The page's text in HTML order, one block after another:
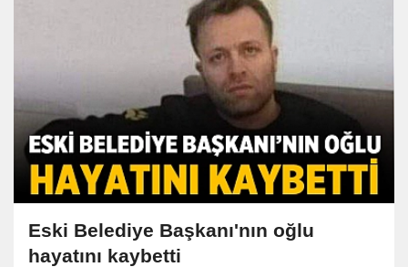
Eski Belediye Başkanı'nın oğlu
hayatını kaybetti